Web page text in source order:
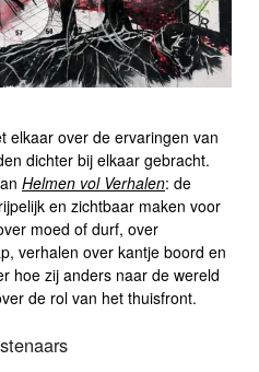
elkaar over de ervaringen van
dichter bij elkaar gebracht.
Helmen vol Verhalen: de
en zichtbaar maken voor
moed of durf, over
verhalen over kantje boord en
hoe zij anders naar de wereld
de rol van het thuisfront.